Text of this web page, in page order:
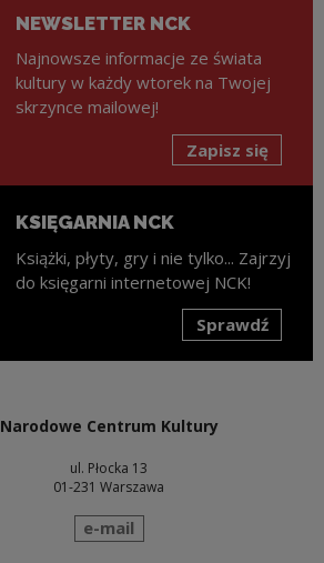
NEWSLETTER NCK
Najnowsze informacje ze świata
kultury w każdy wtorek na Twojej
skrzynce mailowej!
Zapisz się
KSIĘGARNIA NCK
Książki, płyty, gry i nie tylko... Zajrzyj
do księgarni internetowej NCK!
Sprawdź
Narodowe Centrum Kultury
ul. Płocka 13
01-231 Warszawa
wyślij wiadomość
e-mail